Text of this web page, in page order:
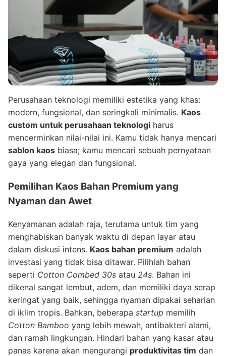
Perusahaan teknologi memiliki estetika yang khas:
modern, fungsional, dan seringkali minimalis. Kaos
custom untuk perusahaan teknologi harus
mencerminkan nilai-nilai ini. Kamu tidak hanya mencari
sablon kaos biasa; kamu mencari sebuah pernyataan
gaya yang elegan dan fungsional.
Pemilihan Kaos Bahan Premium yang
Nyaman dan Awet
Kenyamanan adalah raja, terutama untuk tim yang
menghabiskan banyak waktu di depan layar atau
dalam diskusi intens. Kaos bahan premium adalah
investasi yang tidak bisa ditawar. Pilihlah bahan
seperti Cotton Combed 30s atau 24s. Bahan ini
dikenal sangat lembut, adem, dan memiliki daya serap
keringat yang baik, sehingga nyaman dipakai seharian
di iklim tropis. Bahkan, beberapa startup memilih
Cotton Bamboo yang lebih mewah, antibakteri alami,
dan ramah lingkungan. Hindari bahan yang kasar atau
panas karena akan mengurangi produktivitas tim dan